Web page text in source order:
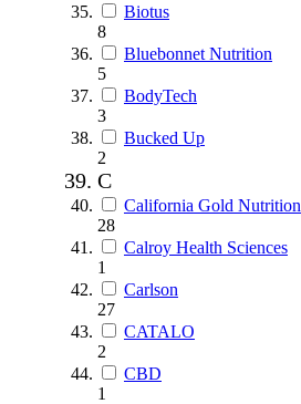
Biotus
8
Bluebonnet Nutrition
5
BodyTech
3
Bucked Up
2
C
California Gold Nutrition
28
Calroy Health Sciences
1
Carlson
27
CATALO
2
CBD
1